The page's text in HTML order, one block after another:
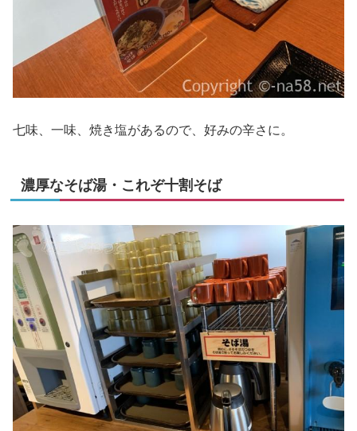
七味、一味、焼き塩があるので、好みの辛さに。
濃厚なそば湯・これぞ十割そば